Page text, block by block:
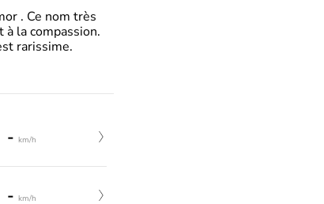
. Ce nom très
la compassion.
rarissime.
- km/h
- km/h